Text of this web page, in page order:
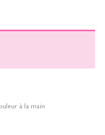
à la main